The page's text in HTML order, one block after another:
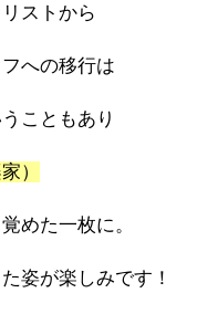
ストから
への移行は
こともあり
）
めた一枚に。
姿が楽しみです！